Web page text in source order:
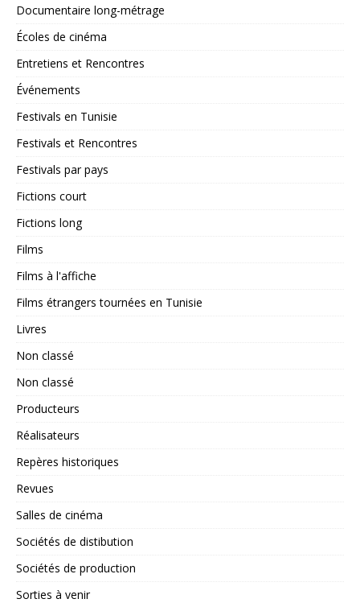
Documentaire long-métrage
Écoles de cinéma
Entretiens et Rencontres
Événements
Festivals en Tunisie
Festivals et Rencontres
Festivals par pays
Fictions court
Fictions long
Films
Films à l'affiche
Films étrangers tournées en Tunisie
Livres
Non classé
Non classé
Producteurs
Réalisateurs
Repères historiques
Revues
Salles de cinéma
Sociétés de distibution
Sociétés de production
Sorties à venir